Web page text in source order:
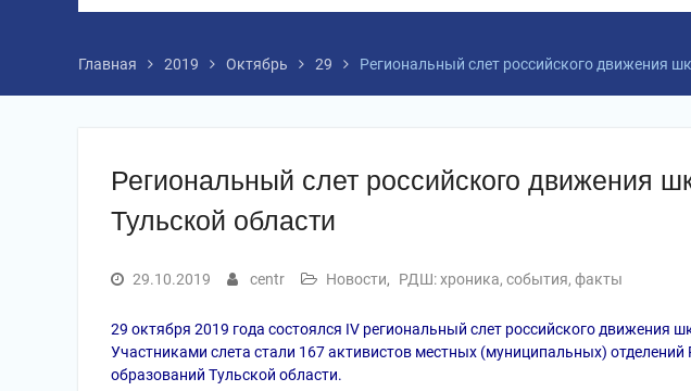
Главная 2019 Октябрь 29 Региональный слет российского движения
Региональный слет российского движения
Тульской области
29.10.2019 centr Новости, РДШ: хроника, события, факты
29 октября 2019 года состоялся IV региональный слет российского движения
Участниками слета стали 167 активистов местных (муниципальных)
образований Тульской области.